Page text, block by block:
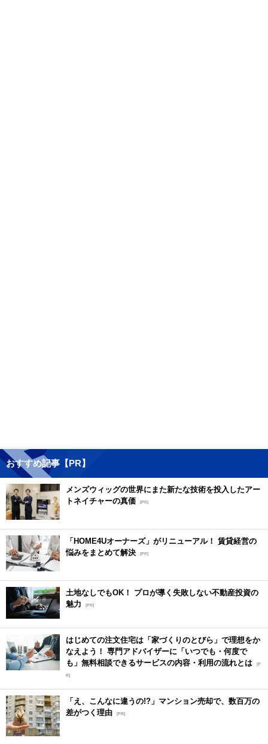
おすすめ記事【PR】
メンズウィッグの世界にまた新たな技術を投入したアー
トネイチャーの真価 [PR]
「HOME4Uオーナーズ」がリニューアル！ 賃貸経営の
悩みをまとめて解決 [PR]
土地なしでもOK！ プロが導く失敗しない不動産投資の
魅力
[PR]
はじめての注文住宅は「家づくりのとびら」で理想をか
なえよう！ 専門アドバイザーに「いつでも・何度で
も」無料相談できるサービスの内容・利用の流れとは [P
R]
「え、こんなに違うの!?」マンション売却で、数百万の
差がつく理由 [PR]